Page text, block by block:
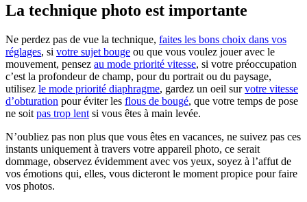
La technique photo est importante
Ne perdez pas de vue la technique, faites les bons choix dans vos
réglages, si votre sujet bouge ou que vous voulez jouer avec le
mouvement, pensez au mode priorité vitesse, si votre préoccupation
c’est la profondeur de champ, pour du portrait ou du paysage,
utilisez le mode priorité diaphragme, gardez un oeil survotre vitesse
d’obturation pour éviter les flous de bougé, que votre temps de pose
ne soit pas trop lent si vous êtes à main levée.
N’oubliez pas non plus que vous êtes en vacances, ne suivez pas ces
instants uniquement à travers votre appareil photo, ce serait
dommage, observez évidemment avec vos yeux, soyez à l’affut de
vos émotions qui, elles, vous dicteront le moment propice pour faire
vos photos.